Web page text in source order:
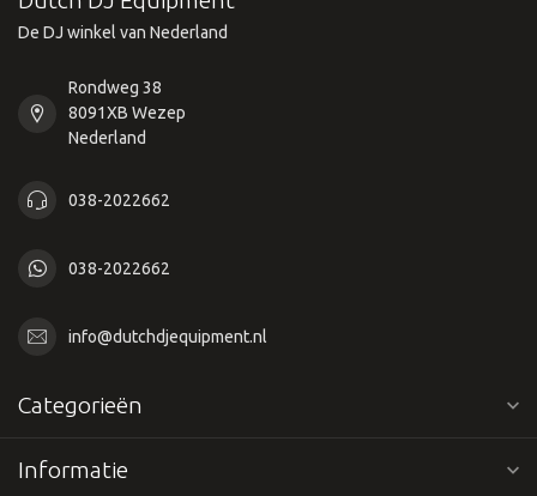
De DJ winkel van Nederland
Rondweg 38
8091XB Wezep
Nederland
038-2022662
038-2022662
info@dutchdjequipment.nl
Categorieën
Informatie